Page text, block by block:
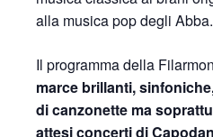
alla musica pop degli Abba.
Il programma della
marce brillanti,
di canzonette ma
attesi concerti di